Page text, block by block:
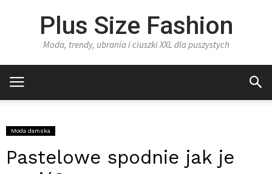
Plus Size Fashion
Moda, trendy, ubrania i ciuszki XXL dla puszystych
Moda damska
Pastelowe spodnie jak je